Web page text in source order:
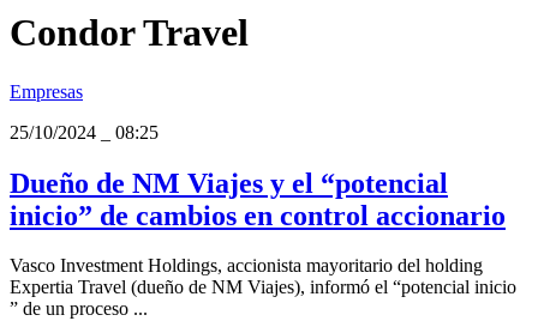
Condor Travel
Empresas
25/10/2024
08:25
Dueño de NM Viajes y el “potencial
inicio” de cambios en control accionario
Vasco Investment Holdings, accionista mayoritario del holding
Expertia Travel (dueño de NM Viajes), informó el “potencial inicio
” de un proceso ...